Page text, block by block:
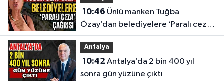
10:46
Özay’dan belediyelere ‘Paralı ceza’
çağrısı
Antalya
10:42
sonra gün yüzüne çıktı